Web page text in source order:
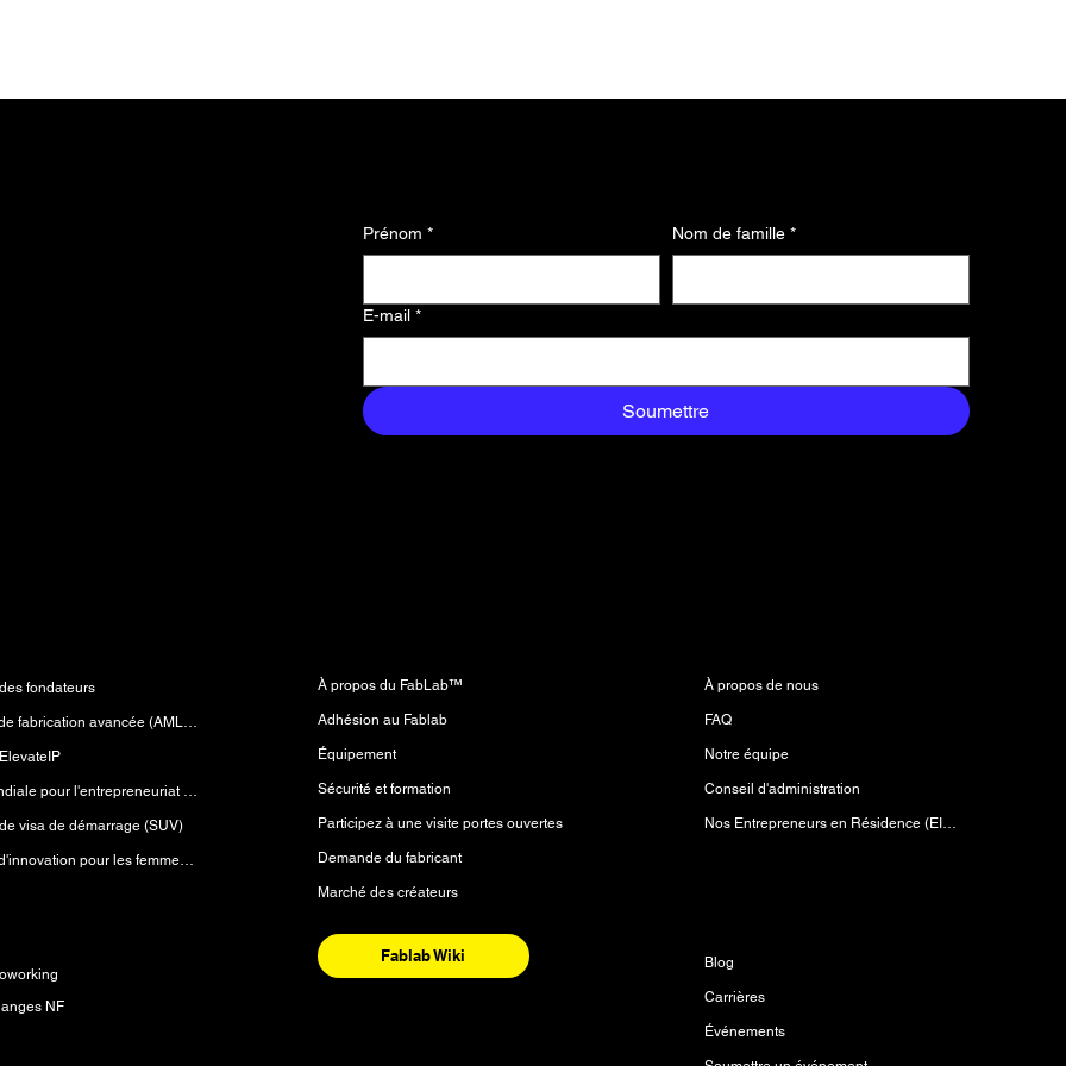
Prénom * Nom de famille *
E-mail *
Soumettre
fondateurs
visa de démarrage (SUV)
NF
À propos du FabLab™
Adhésion au Fablab
Équipement
Sécurité et formation
Participez à une visite portes ouvertes
Demande du fabricant
Marché des créateurs
Fablab Wiki
À propos de nous
FAQ
Notre équipe
Conseil d'administration
Nos Entrepreneurs en Résidence (EIR)
Blog
Carrières
Événements